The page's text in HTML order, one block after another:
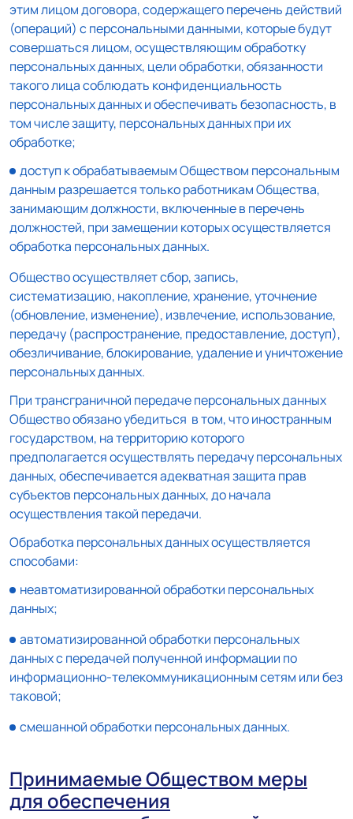
этим лицом договора, содержащего перечень действий
(операций) с персональными данными, которые будут
совершаться лицом, осуществляющим обработку
персональных данных, цели обработки, обязанности
такого лица соблюдать конфиденциальность
персональных данных и обеспечивать безопасность, в
том числе защиту, персональных данных при их
обработке;
доступ к обрабатываемым Обществом персональным
данным разрешается только работникам Общества,
занимающим должности, включенные в перечень
должностей, при замещении которых осуществляется
обработка персональных данных.
Общество осуществляет сбор, запись,
систематизацию, накопление, хранение, уточнение
(обновление, изменение), извлечение, использование,
передачу (распространение, предоставление, доступ),
обезличивание, блокирование, удаление и уничтожение
персональных данных.
При трансграничной передаче персональных данных
Общество обязано убедиться в том, что иностранным
государством, на территорию которого
предполагается осуществлять передачу персональных
данных, обеспечивается адекватная защита прав
субъектов персональных данных, до начала
осуществления такой передачи.
Обработка персональных данных осуществляется
способами:
неавтоматизированной обработки персональных
данных;
автоматизированной обработки персональных
данных с передачей полученной информации по
информационно-телекоммуникационным сетям или без
таковой;
смешанной обработки персональных данных.
Принимаемые Обществом меры
для обеспечения